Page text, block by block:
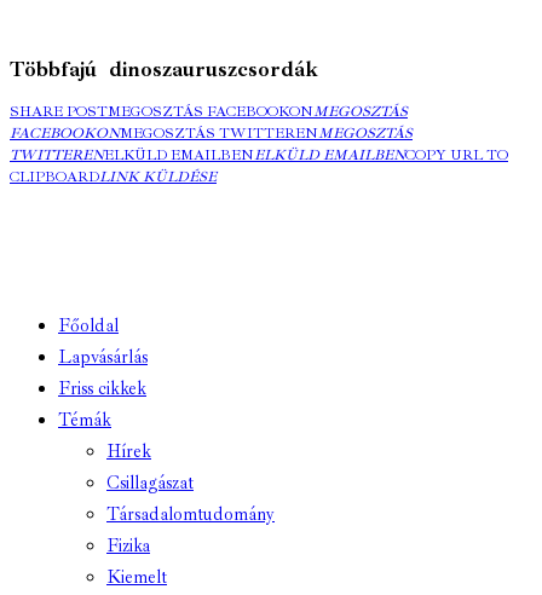
Többfajú dinoszauruszcsordák
SHARE POSTMEGOSZTÁS FACEBOOKONMEGOSZTÁS
FACEBOOKONMEGOSZTÁS TWITTERENMEGOSZTÁS
TWITTERENELKÜLD EMAILBENELKÜLD EMAILBENCOPY URL TO
CLIPBOARDLINK KÜLDÉSE
Főoldal
Lapvásárlás
Friss cikkek
Témák
Hírek
Csillagászat
Társadalomtudomány
Fizika
Kiemelt